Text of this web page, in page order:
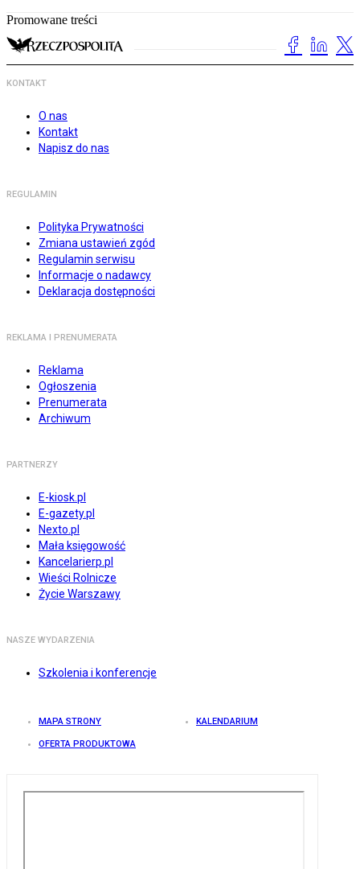
Promowane treści
KONTAKT
O nas
Kontakt
Napisz do nas
REGULAMIN
Polityka Prywatności
Zmiana ustawień zgód
Regulamin serwisu
Informacje o nadawcy
Deklaracja dostępności
REKLAMA I PRENUMERATA
Reklama
Ogłoszenia
Prenumerata
Archiwum
PARTNERZY
E-kiosk.pl
E-gazety.pl
Nexto.pl
Mała księgowość
Kancelarierp.pl
Wieści Rolnicze
Życie Warszawy
NASZE WYDARZENIA
Szkolenia i konferencje
MAPA STRONY KALENDARIUM
OFERTA PRODUKTOWA